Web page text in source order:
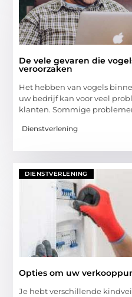
De vele gevaren die
veroorzaken
Het hebben van vogels
uw bedrijf kan voor veel
klanten. Sommige
Dienstverlening
DIENSTVERLENING
Opties om uw
Je hebt verschillende